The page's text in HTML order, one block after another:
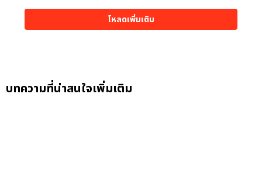
โหลดเพิ่มเติม
บทความที่น่าสนใจเพิ่มเติม